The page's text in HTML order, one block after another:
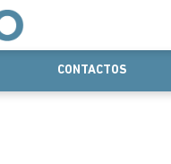
CONTACTOS